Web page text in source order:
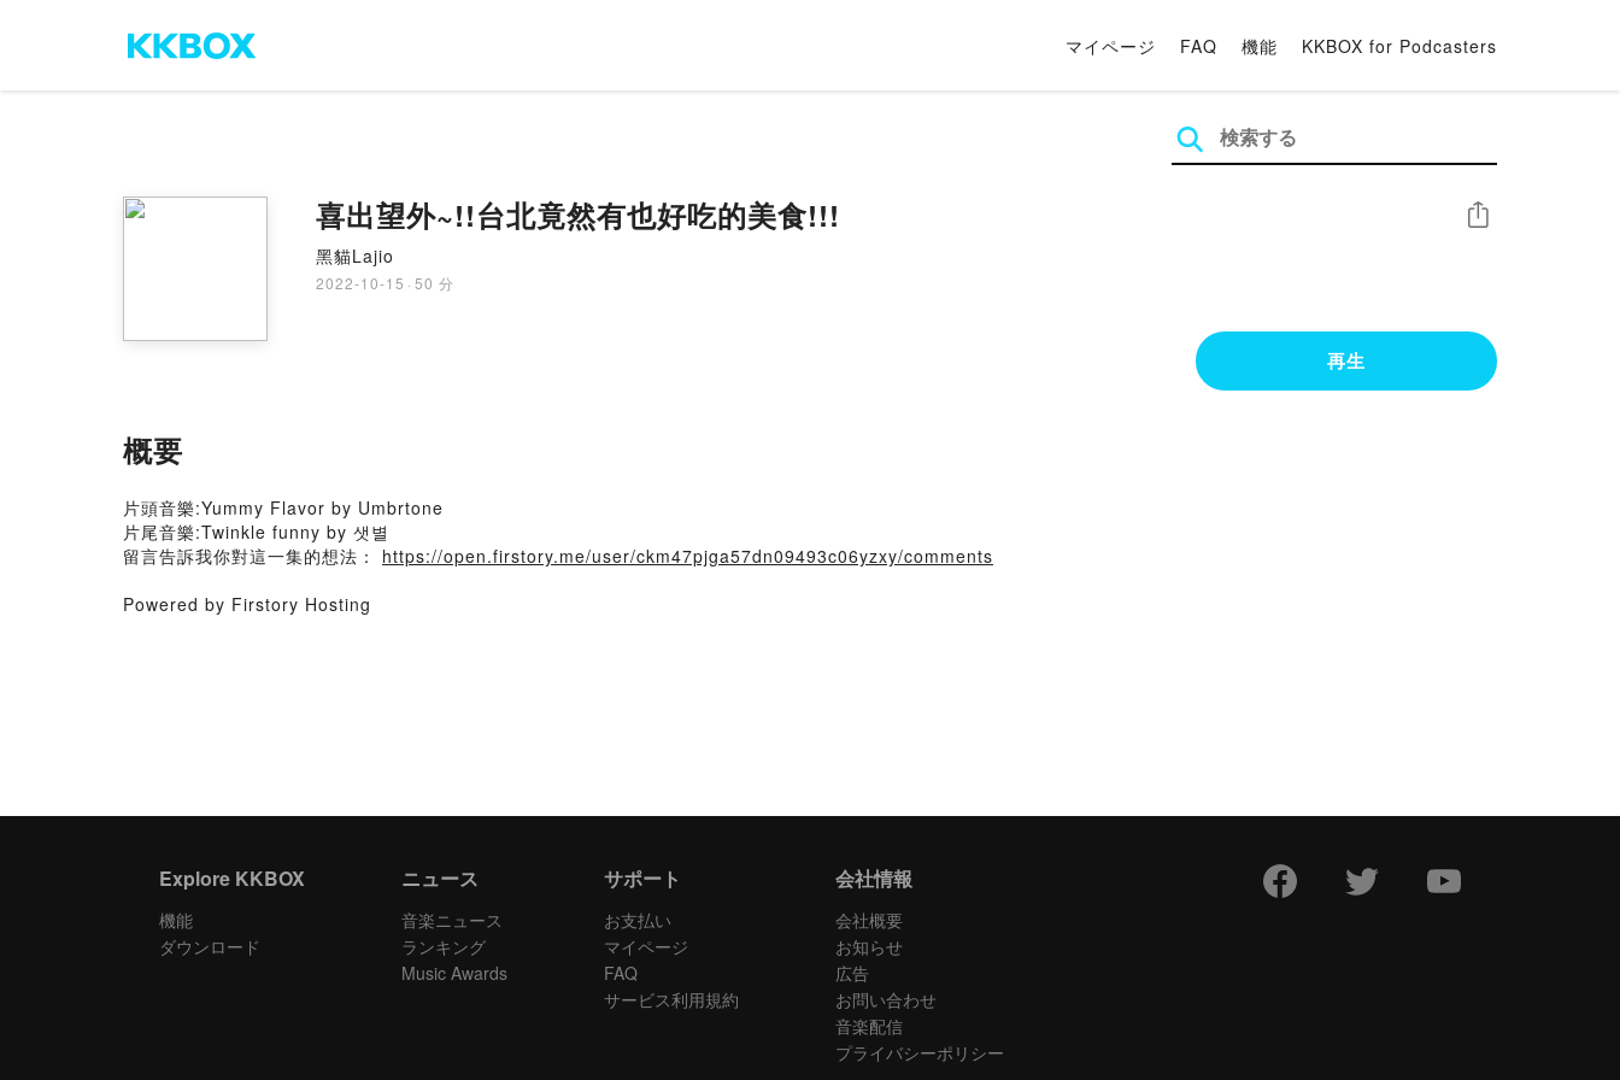
マイページ FAQ 機能 KKBOX for Podcasters
喜出望外~!!台北竟然有也好吃的美食!!!
黑貓Lajio
2022-10-15 · 50 分
シェア
再生
概要
片頭音樂:Yummy Flavor by Umbrtone
片尾音樂:Twinkle funny by 샛별
留言告訴我你對這一集的想法： https://open.firstory.me/user/ckm47pjga57dn09493c06yzxy/comments
Powered by Firstory Hosting
Explore KKBOX
機能
ダウンロード
ニュース
音楽ニュース
ランキング
Music Awards
サポート
お支払い
マイページ
FAQ
サービス利用規約
会社情報
会社概要
お知らせ
広告
お問い合わせ
音楽配信
プライバシーポリシー